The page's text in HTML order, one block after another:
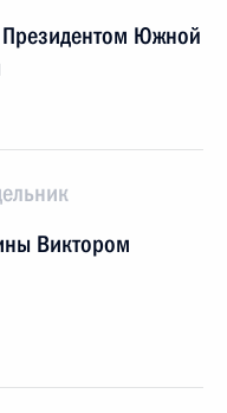
Президентом Южной
Виктором